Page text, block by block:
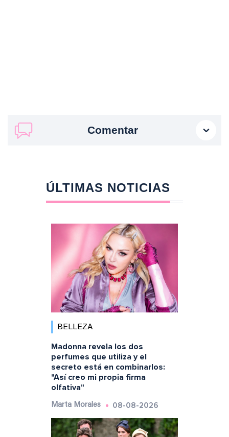
Comentar
ÚLTIMAS NOTICIAS
BELLEZA
Madonna revela los dos
perfumes que utiliza y el
secreto está en combinarlos:
"Así creo mi propia firma
olfativa"
Marta Morales 08-08-2026